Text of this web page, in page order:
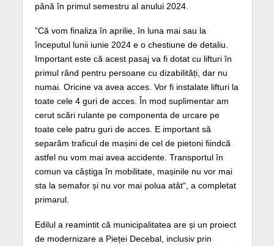
până în primul semestru al anului 2024.
”Că vom finaliza în aprilie, în luna mai sau la
începutul lunii iunie 2024 e o chestiune de detaliu.
Important este că acest pasaj va fi dotat cu lifturi în
primul rând pentru persoane cu dizabilități, dar nu
numai. Oricine va avea acces. Vor fi instalate lifturi la
toate cele 4 guri de acces. În mod suplimentar am
cerut scări rulante pe componenta de urcare pe
toate cele patru guri de acces. E important să
separăm traficul de mașini de cel de pietoni fiindcă
astfel nu vom mai avea accidente. Transportul în
comun va câștiga în mobilitate, mașinile nu vor mai
sta la semafor și nu vor mai polua atât“, a completat
primarul.
Edilul a reamintit că municipalitatea are și un proiect
de modernizare a Pieței Decebal, inclusiv prin